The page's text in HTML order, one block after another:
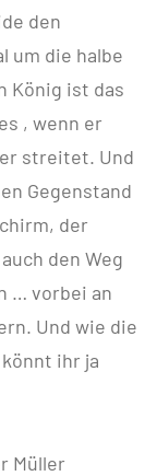
den
um die halbe
König ist das
, wenn er
streitet. Und
Gegenstand
der
den Weg
… vorbei an
Und wie die
ihr ja
Müller